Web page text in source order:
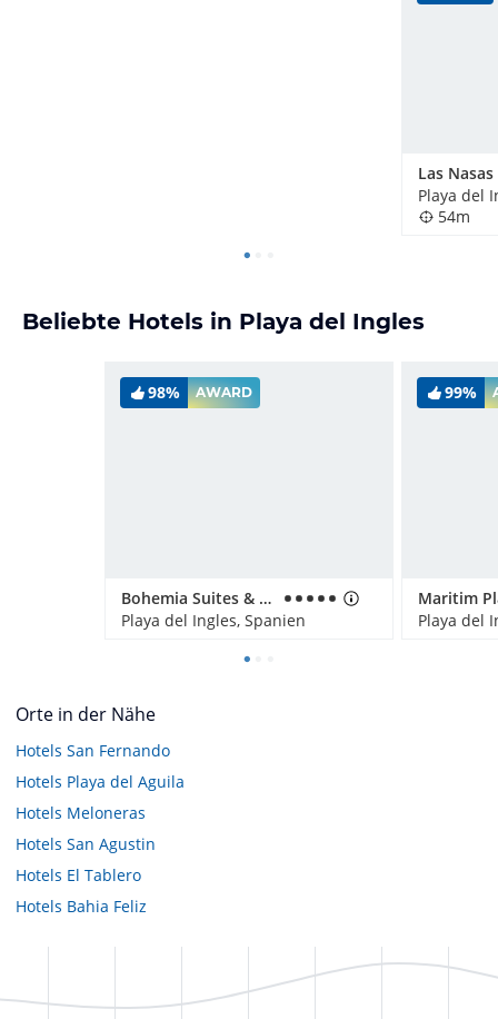
Las Nasas
Playa del
54m
Beliebte Hotels in Playa del Ingles
98% AWARD
Bohemia Suites & Spa - Adults only
Playa del Ingles, Spanien
99%
Maritim
Playa del
Orte in der Nähe
Hotels San Fernando
Hotels Playa del Aguila
Hotels Meloneras
Hotels San Agustin
Hotels El Tablero
Hotels Bahia Feliz